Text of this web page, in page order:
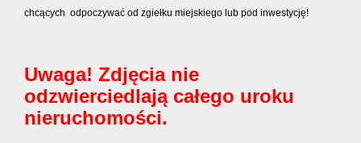
chcących odpoczywać od zgiełku miejskiego lub pod inwestycję!
Uwaga! Zdjęcia nie
odzwierciedlają całego uroku
nieruchomości.